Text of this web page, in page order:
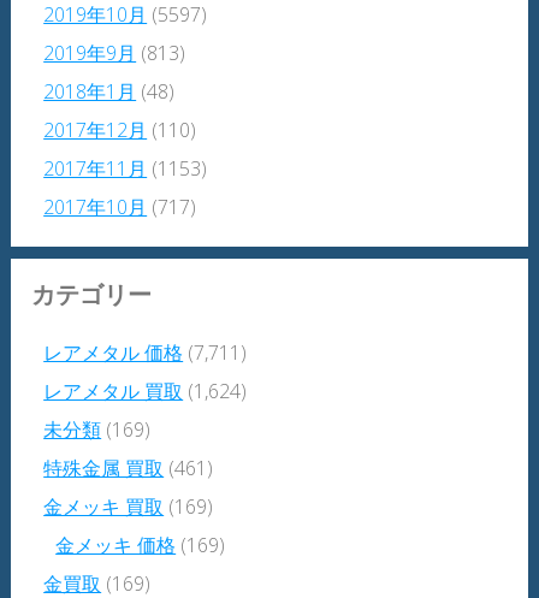
2019年10月 (5597)
2019年9月 (813)
2018年1月 (48)
2017年12月 (110)
2017年11月 (1153)
2017年10月 (717)
カテゴリー
レアメタル 価格 (7,711)
レアメタル 買取 (1,624)
未分類 (169)
特殊金属 買取 (461)
金メッキ 買取 (169)
金メッキ 価格 (169)
金買取 (169)